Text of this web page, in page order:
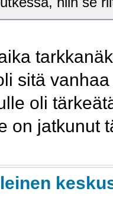
sitä
oli
on jatkunut